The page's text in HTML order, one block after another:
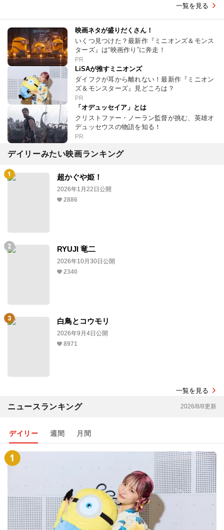
一覧を見る
映画ネタが盛りだくさん！
いくつ見つけた？最新作『ミニオンズ＆モンス
ターズ』は“映画作り”に奔走！
PR
LiSAが推すミニオンズ
ダイフクが耳から離れない！最新作『ミニオン
ズ＆モンスターズ』見どころは？
PR
「オデュッセイア」とは
クリストファー・ノーラン監督が挑む、英雄オ
デュッセウスの物語を知る！
PR
デイリーみたい映画ランキング
超かぐや姫！
2026年1月22日公開
2886
RYUJI 竜二
2026年10月30日公開
2340
白鳥とコウモリ
2026年9月4日公開
8971
一覧を見る
ニュースランキング 2026/8/8更新
デイリー 週間 月間